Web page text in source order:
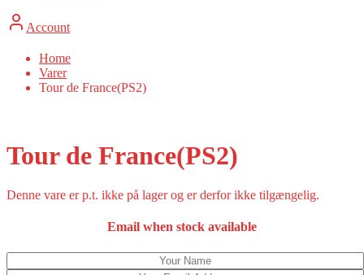
Account
Home
Varer
Tour de France(PS2)
Tour de France(PS2)
Denne vare er p.t. ikke på lager og er derfor ikke tilgængelig.
Email when stock available